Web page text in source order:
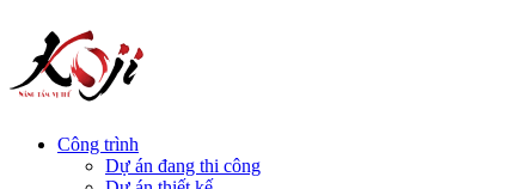
Công trình
Dự án đang thi công